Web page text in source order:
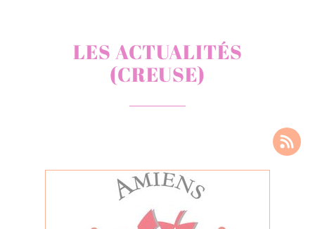
LES ACTUALITÉS
(CREUSE)